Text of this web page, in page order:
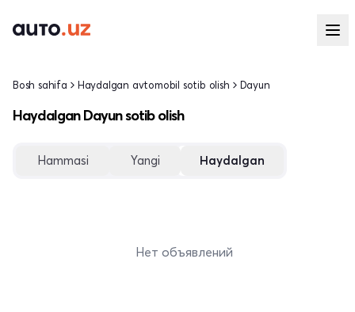
Bosh sahifa Haydalgan avtomobil sotib olish Dayun
Haydalgan Dayun sotib olish
Hammasi Yangi Haydalgan
Нет объявлений